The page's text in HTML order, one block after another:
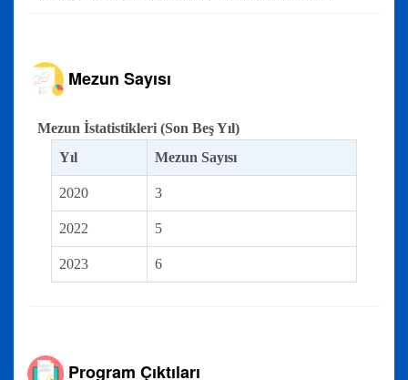
Mezun Sayısı
Mezun İstatistikleri (Son Beş Yıl)
Yıl
Mezun Sayısı
2020 3
2022 5
2023 6
Program Çıktıları